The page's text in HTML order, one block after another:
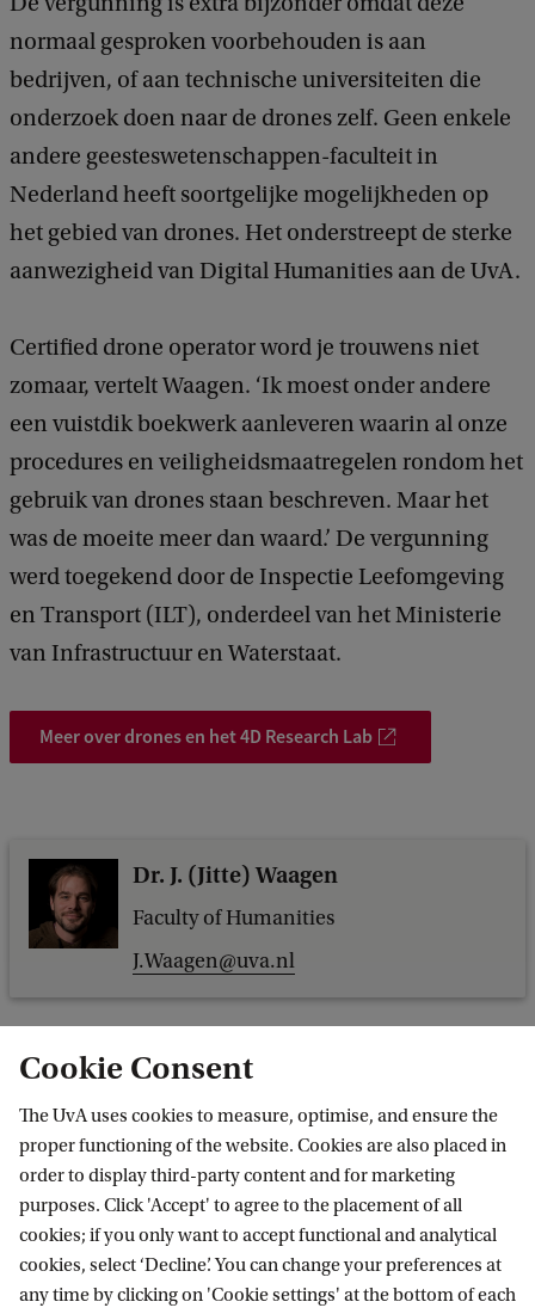
normaal gesproken voorbehouden is aan
bedrijven, of aan technische universiteiten die
onderzoek doen naar de drones zelf. Geen enkele
andere geesteswetenschappen-faculteit in
Nederland heeft soortgelijke mogelijkheden op
het gebied van drones. Het onderstreept de sterke
aanwezigheid van Digital Humanities aan de UvA.
Certified drone operator word je trouwens niet
zomaar, vertelt Waagen. ‘Ik moest onder andere
een vuistdik boekwerk aanleveren waarin al onze
procedures en veiligheidsmaatregelen rondom het
gebruik van drones staan beschreven. Maar het
was de moeite meer dan waard.’ De vergunning
werd toegekend door de Inspectie Leefomgeving
en Transport (ILT), onderdeel van het Ministerie
van Infrastructuur en Waterstaat.
Meer over drones en het 4D Research Lab
Dr. J. (Jitte) Waagen
Faculty of Humanities
J.Waagen@uva.nl
Information for
Prospective Bachelor's students
Go to
Cookie Consent
The UvA uses cookies to measure, optimise, and ensure the
proper functioning of the website. Cookies are also placed in
order to display third-party content and for marketing
purposes. Click 'Accept' to agree to the placement of all
cookies; if you only want to accept functional and analytical
cookies, select ‘Decline’. You can change your preferences at
any time by clicking on 'Cookie settings' at the bottom of each